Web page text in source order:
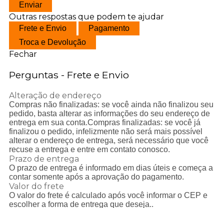
Enviar
Outras respostas que podem te ajudar
Frete e Envio
Pagamento
Troca e Devolução
Fechar
Perguntas - Frete e Envio
Alteração de endereço
Compras não finalizadas: se você ainda não finalizou seu
pedido, basta alterar as informações do seu endereço de
entrega em sua conta.Compras finalizadas: se você j
finalizou o pedido, infelizmente não será mais possível
alterar o endereço de entrega, será necessário que você
recuse a entrega e entre em contato conosco.
Prazo de entrega
O prazo de entrega é informado em dias úteis e começa a
contar somente após a aprovação do pagamento.
Valor do frete
O valor do frete é calculado após você informar o CEP e
escolher a forma de entrega que deseja..